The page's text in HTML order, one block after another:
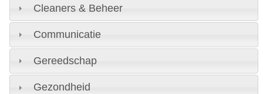
Cleaners & Beheer
Communicatie
Gereedschap
Gezondheid